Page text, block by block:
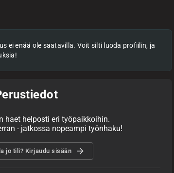
ei enää ole saatavilla. Voit silti luoda profiilin, ja
haet helposti eri työpaikkoihin.
- jatkossa nopeampi työnhaku!
jo tili? Kirjaudu sisään